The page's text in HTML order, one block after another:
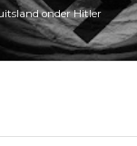
onder Hitler